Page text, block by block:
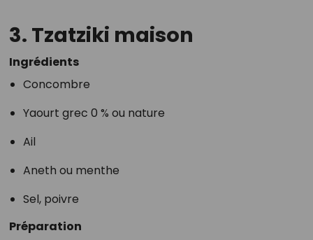
3. Tzatziki maison
Ingrédients
Concombre
Yaourt grec 0 % ou nature
Ail
Aneth ou menthe
Sel, poivre
Préparation